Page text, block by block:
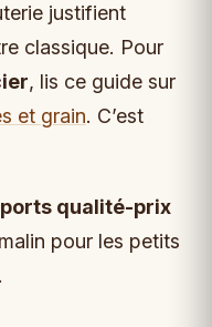
justifient
classique. Pour
, lis ce guide sur
et grain. C’est
qualité-prix
pour les petits